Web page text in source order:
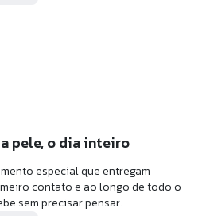
pele, o dia inteiro
especial que entregam
contato e ao longo de todo o
sem precisar pensar.